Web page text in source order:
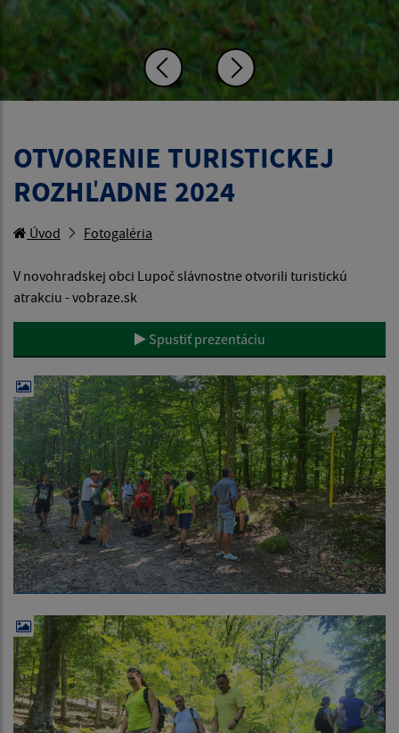
OTVORENIE TURISTICKEJ
ROZHĽADNE 2024
Úvod Fotogaléria
V novohradskej obci Lupoč slávnostne otvorili turistickú
atrakciu - vobraze.sk
Spustiť prezentáciu